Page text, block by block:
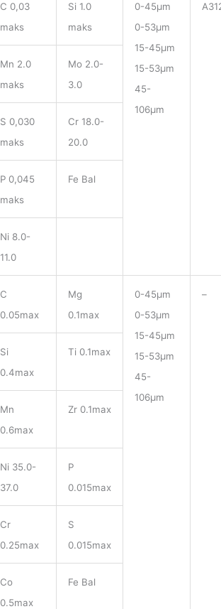
C 0,03
maks
Si 1.0
maks
0-45μm
0-53μm
15-45μm
15-53μm
45-
106μm
Mn 2.0
maks
Mo 2.0-
3.0
S 0,030
maks
Cr 18.0-
20.0
P 0,045
maks
Fe Bal
Ni 8.0-
11.0
C
0.05max
Mg
0.1max
0-45μm
0-53μm
15-45μm
15-53μm
45-
106μm
–
Si
0.4max
Ti 0.1max
Mn
0.6max
Zr 0.1max
Ni 35.0-
37.0
P
0.015max
Cr
0.25max
S
0.015max
Co
0.5max
Fe Bal